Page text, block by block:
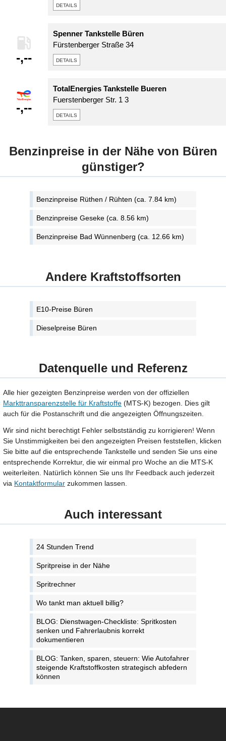
details
-,--
Spenner Tankstelle Büren
Fürstenberger Straße 34
details
-,--
TotalEnergies Tankstelle Bueren
Fuerstenberger Str. 1 3
details
Benzinpreise in der Nähe von Büren
günstiger?
Benzinpreise Rüthen / Rühten (ca. 7.84 km)
Benzinpreise Geseke (ca. 8.56 km)
Benzinpreise Bad Wünnenberg (ca. 12.66 km)
Andere Kraftstoffsorten
E10-Preise Büren
Dieselpreise Büren
Datenquelle und Referenz
Alle hier gezeigten Benzinpreise werden von der offiziellen
Markttransparenzstelle für Kraftstoffe (MTS-K) bezogen. Dies gilt
auch für die Postanschrift und die angezeigten Öffnungszeiten.
Wir sind nicht berechtigt Fehler selbstständig zu korrigieren! Wenn
Sie Unstimmigkeiten bei den angezeigten Preisen feststellen, klicken
Sie bitte auf die entsprechende Tankstelle und senden Sie uns eine
entsprechende Korrektur, die wir einmal pro Woche an die MTS-K
weiterleiten. Natürlich können Sie uns Ihr Feedback auch jederzeit
via Kontaktformular zukommen lassen.
Auch interessant
24 Stunden Trend
Spritpreise in der Nähe
Spritrechner
Wo tankt man aktuell billig?
BLOG: Dienstwagen-Checkliste: Spritkosten
senken und Fahrerlaubnis korrekt
dokumentieren
BLOG: Tanken, sparen, steuern: Wie Autofahrer
steigende Kraftstoffkosten strategisch abfedern
können